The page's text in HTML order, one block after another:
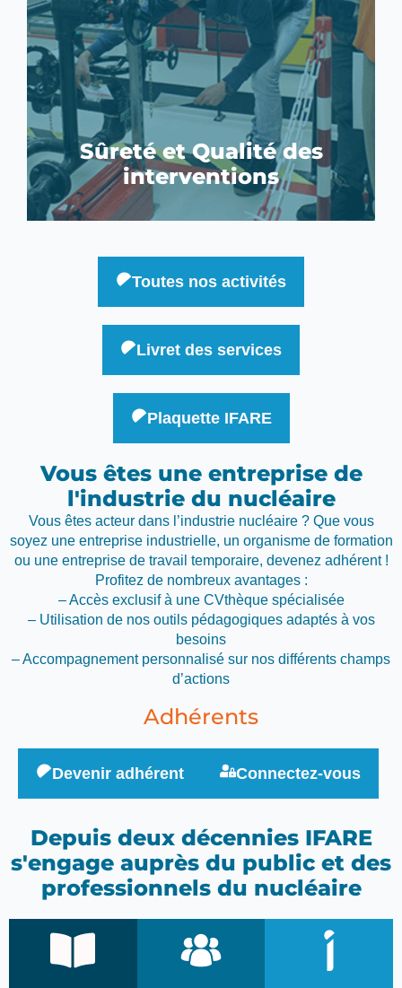
Sûreté et Qualité des
interventions
Toutes nos activités
Livret des services
Plaquette IFARE
Vous êtes une entreprise de
l'industrie du nucléaire
Vous êtes acteur dans l’industrie nucléaire ? Que vous
soyez une entreprise industrielle, un organisme de formation
ou une entreprise de travail temporaire, devenez adhérent !
Profitez de nombreux avantages :
– Accès exclusif à une CVthèque spécialisée
– Utilisation de nos outils pédagogiques adaptés à vos
besoins
– Accompagnement personnalisé sur nos différents champs
d’actions
Adhérents
Devenir adhérent Connectez-vous
Depuis deux décennies IFARE
s'engage auprès du public et des
professionnels du nucléaire